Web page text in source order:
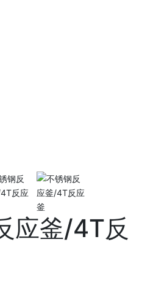
应釜/4T反